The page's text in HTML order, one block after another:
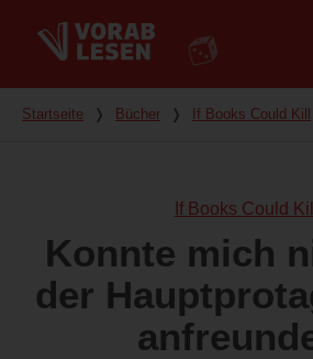
Du bist hier
Startseite ❭ Bücher ❭ If Books Could Kill
If Books Could Kill
Konnte mich
der